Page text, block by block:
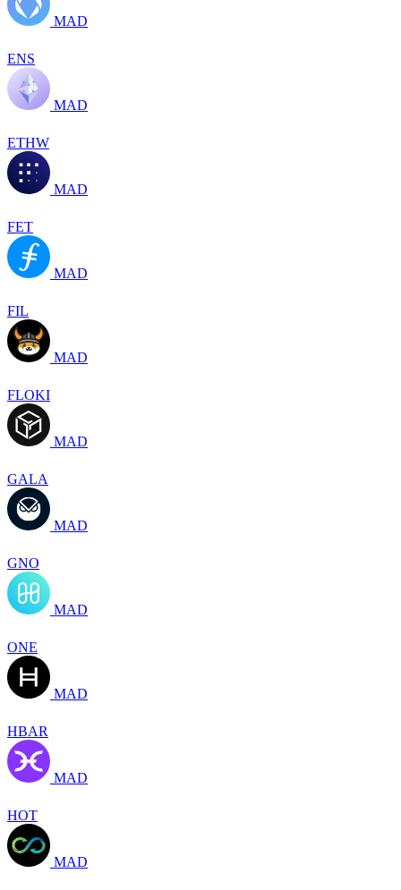
MAD
ENS
MAD
ETHW
MAD
FET
MAD
FIL
MAD
FLOKI
MAD
GALA
MAD
GNO
MAD
ONE
MAD
HBAR
MAD
HOT
MAD